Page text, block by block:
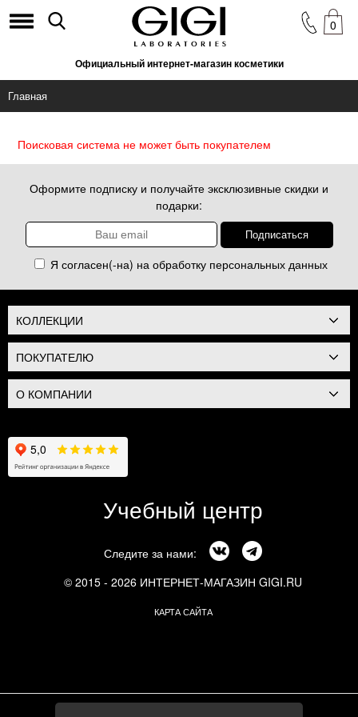
Официальный интернет-магазин косметики
0
Главная
Поисковая система не может быть покупателем
Оформите подписку и получайте эксклюзивные скидки и
подарки:
Я согласен(-на) на обработку персональных данных
КОЛЛЕКЦИИ
ПОКУПАТЕЛЮ
О КОМПАНИИ
Учебный центр
Следите за нами:
© 2015 - 2026 ИНТЕРНЕТ-МАГАЗИН GIGI.RU
КАРТА САЙТА